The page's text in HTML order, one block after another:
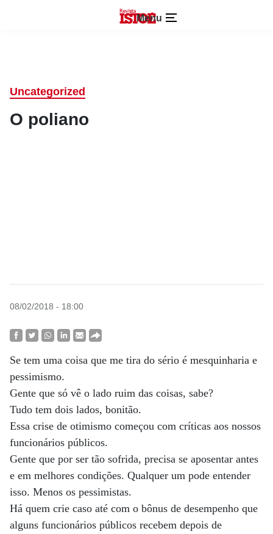
Menu
Uncategorized
O poliano
08/02/2018 - 18:00
Se tem uma coisa que me tira do sério é mesquinharia e
pessimismo.
Gente que só vê o lado ruim das coisas, sabe?
Tudo tem dois lados, bonitão.
Essa crise de otimismo começou com críticas aos nossos
funcionários públicos.
Gente que por ser tão sofrida, precisa se aposentar antes
e em melhores condições. Qualquer um pode entender
isso. Menos os pessimistas.
Há quem crie caso até com o bônus de desempenho que
alguns funcionários públicos recebem depois de